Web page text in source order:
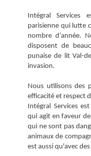
Intégral Services
parisienne qui lutte
nombre d’année.
disposent de
punaise de lit Val-
invasion.
Nous utilisons des
efficacité et respect
Intégral Services
qui agit en faveur
qui ne sont pas
animaux de
est aussi qu'avec